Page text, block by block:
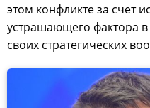
этом конфликте за счет
устрашающего фактора
своих стратегических